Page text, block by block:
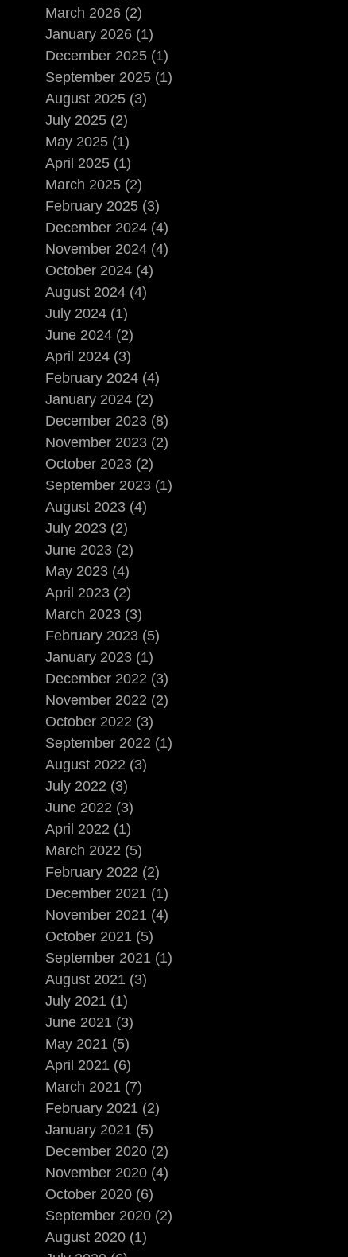
March 2026 (2)
January 2026 (1)
December 2025 (1)
September 2025 (1)
August 2025 (3)
July 2025 (2)
May 2025 (1)
April 2025 (1)
March 2025 (2)
February 2025 (3)
December 2024 (4)
November 2024 (4)
October 2024 (4)
August 2024 (4)
July 2024 (1)
June 2024 (2)
April 2024 (3)
February 2024 (4)
January 2024 (2)
December 2023 (8)
November 2023 (2)
October 2023 (2)
September 2023 (1)
August 2023 (4)
July 2023 (2)
June 2023 (2)
May 2023 (4)
April 2023 (2)
March 2023 (3)
February 2023 (5)
January 2023 (1)
December 2022 (3)
November 2022 (2)
October 2022 (3)
September 2022 (1)
August 2022 (3)
July 2022 (3)
June 2022 (3)
April 2022 (1)
March 2022 (5)
February 2022 (2)
December 2021 (1)
November 2021 (4)
October 2021 (5)
September 2021 (1)
August 2021 (3)
July 2021 (1)
June 2021 (3)
May 2021 (5)
April 2021 (6)
March 2021 (7)
February 2021 (2)
January 2021 (5)
December 2020 (2)
November 2020 (4)
October 2020 (6)
September 2020 (2)
August 2020 (1)